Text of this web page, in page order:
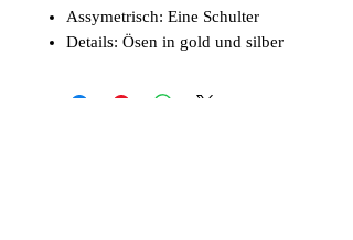
Assymetrisch: Eine Schulter
Details: Ösen in gold und silber